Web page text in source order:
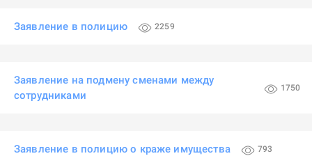
Заявление в полицию 2259
Заявление на подмену сменами между
сотрудниками
1750
Заявление в полицию о краже имущества 793